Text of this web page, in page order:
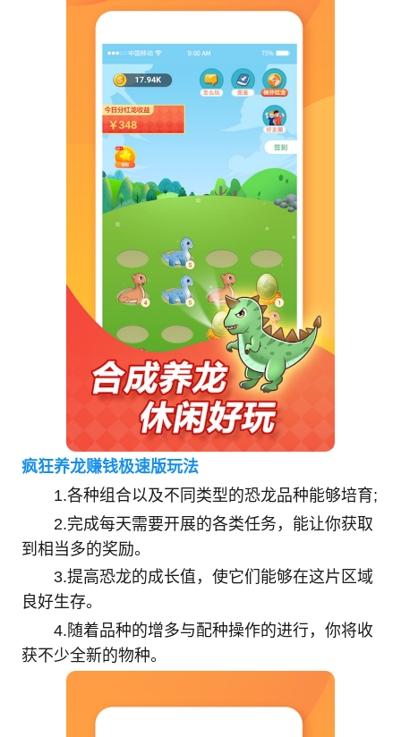
疯狂养龙赚钱极速版玩法
1.各种组合以及不同类型的恐龙品种能够培育;
2.完成每天需要开展的各类任务，能让你获取
到相当多的奖励。
3.提高恐龙的成长值，使它们能够在这片区域
良好生存。
4.随着品种的增多与配种操作的进行，你将收
获不少全新的物种。